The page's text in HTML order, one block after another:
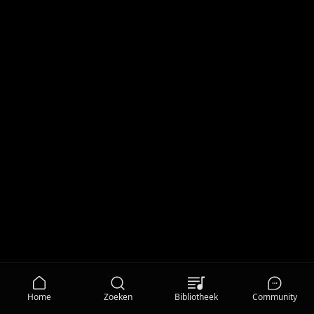
Home Zoeken Bibliotheek Community